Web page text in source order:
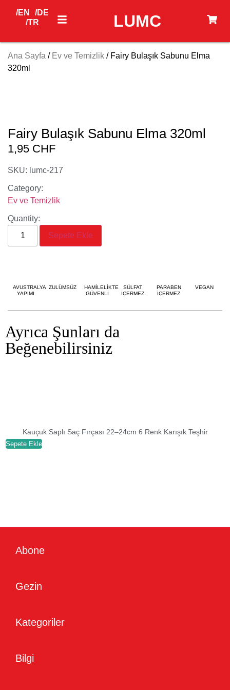
LUMC
/EN
/DE
/TR
Ana Sayfa / Ev ve Temizlik / Fairy Bulaşık Sabunu Elma
320ml
Fairy Bulaşık Sabunu Elma 320ml
1,95 CHF
SKU: lumc-217
Category:
Ev ve Temizlik
Quantity:
Sepete Ekle
AVUSTRALYA
YAPIMI
ZULÜMSÜZ
HAMİLELİKTE
GÜVENLİ
SÜLFAT
İÇERMEZ
PARABEN
İÇERMEZ
VEGAN
Ayrıca Şunları da
Beğenebilirsiniz
Kauçuk Saplı Saç Fırçası 22–24cm 6 Renk Karışık Teşhir
Sepete Ekle
Abone
Gezin
Kategoriler
Bilgi